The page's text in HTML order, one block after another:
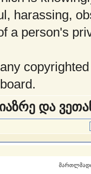
harassing,
a person's
და